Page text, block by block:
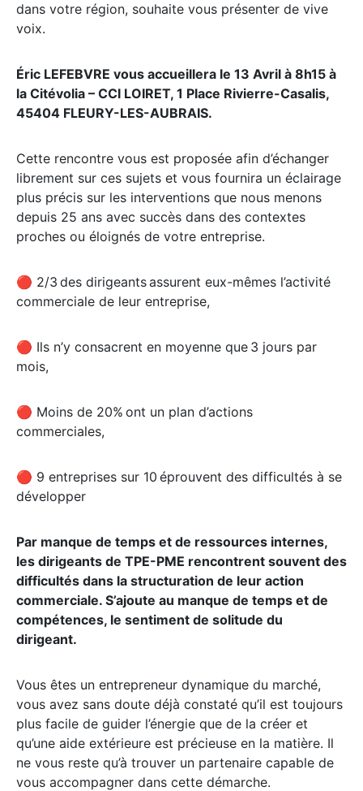
dans votre région, souhaite vous présenter de vive
voix.
Éric LEFEBVRE vous accueillera le 13 Avril à 8h15 à
la Citévolia – CCI LOIRET, 1 Place Rivierre-Casalis,
45404 FLEURY-LES-AUBRAIS.
Cette rencontre vous est proposée afin d’échanger
librement sur ces sujets et vous fournira un éclairage
plus précis sur les interventions que nous menons
depuis 25 ans avec succès dans des contextes
proches ou éloignés de votre entreprise.
🔴 2/3 des dirigeants assurent eux-mêmes l’activité
commerciale de leur entreprise,
🔴 Ils n’y consacrent en moyenne que 3 jours par
mois,
🔴 Moins de 20% ont un plan d’actions
commerciales,
🔴 9 entreprises sur 10 éprouvent des difficultés à se
développer
Par manque de temps et de ressources internes,
les dirigeants de TPE-PME rencontrent souvent des
difficultés dans la structuration de leur action
commerciale. S’ajoute au manque de temps et de
compétences, le sentiment de solitude du
dirigeant.
Vous êtes un entrepreneur dynamique du marché,
vous avez sans doute déjà constaté qu’il est toujours
plus facile de guider l’énergie que de la créer et
qu’une aide extérieure est précieuse en la matière. Il
ne vous reste qu’à trouver un partenaire capable de
vous accompagner dans cette démarche.